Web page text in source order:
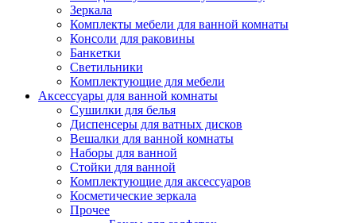
Зеркала
Комплекты мебели для ванной комнаты
Консоли для раковины
Банкетки
Светильники
Комплектующие для мебели
Аксессуары для ванной комнаты
Сушилки для белья
Диспенсеры для ватных дисков
Вешалки для ванной комнаты
Наборы для ванной
Стойки для ванной
Комплектующие для аксессуаров
Косметические зеркала
Прочее